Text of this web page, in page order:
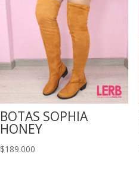
BOTAS SOPHIA
HONEY
$189.000